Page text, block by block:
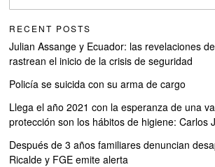
RECENT POSTS
Julian Assange y Ecuador: las revelaciones
rastrean el inicio de la crisis de seguridad
Policía se suicida con su arma de cargo
Llega el año 2021 con la esperanza de una
protección son los hábitos de higiene: Carlos
Después de 3 años familiares denuncian
Ricalde y FGE emite alerta